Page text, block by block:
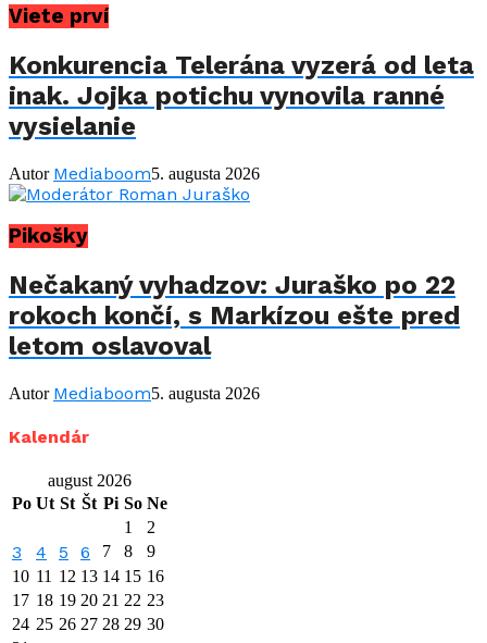
Viete prví
Konkurencia Telerána vyzerá od leta
inak. Jojka potichu vynovila ranné
vysielanie
Autor Mediaboom5. augusta 2026
Pikošky
Nečakaný vyhadzov: Juraško po 22
rokoch končí, s Markízou ešte pred
letom oslavoval
Autor Mediaboom5. augusta 2026
Kalendár
august 2026
Po Ut St Št Pi So Ne
1
2
3 4 5 6 7 8
9
10 11 12 13 14 15 16
17 18 19 20 21 22 23
24 25 26 27 28 29 30